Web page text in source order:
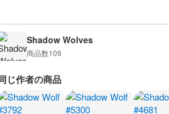
Shadow Wolves
商品数109
じ作者の商品